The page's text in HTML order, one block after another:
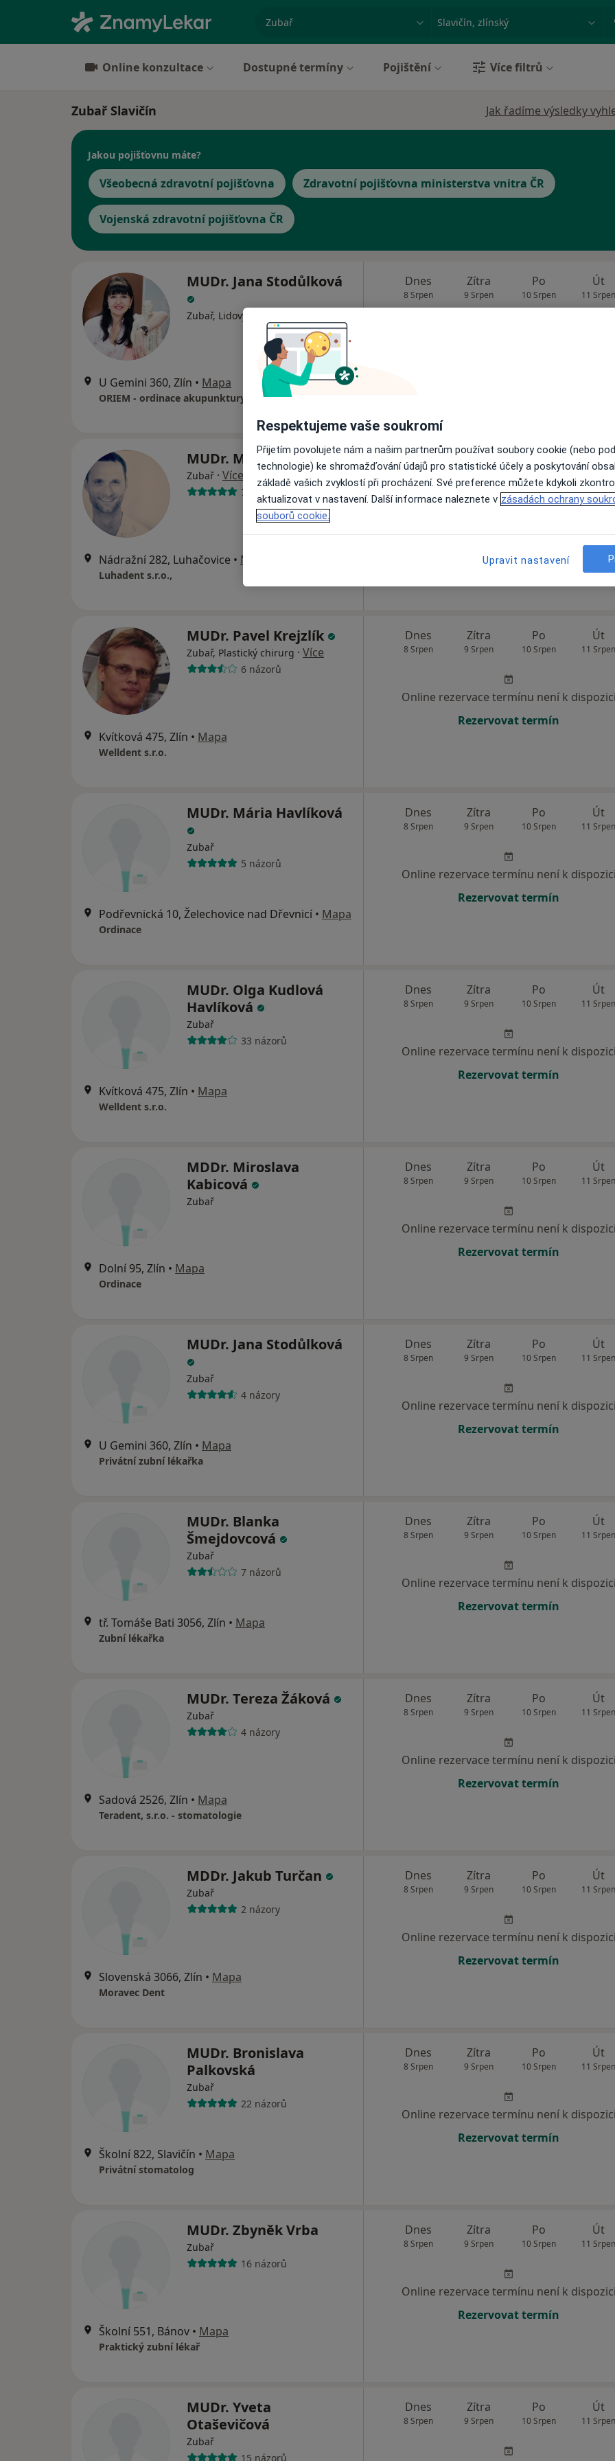
specializace, nemoc nebo příjmení Město nebo region
Online konzultace Dostupné termíny Pojištění Více filtrů
Zubař Slavičín Jak řadíme výsledky
Jakou pojišťovnu máte?
Všeobecná zdravotní pojišťovna Zdravotní pojišťovna ministerstva vnitra ČR
Vojenská zdravotní pojišťovna ČR
MUDr. Jana Stodůlková
Zubař, Lidový léčitel
U Gemini 360, Zlín • Mapa
ORIEM - ordinace akupunktury a homeopatie
Dnes
8 Srpen
Zítra
9 Srpen
Po
10 Srpen
Út
11 Srpen
MUDr. Martin Zicha
Zubař · Více
7 názorů
Nádražní 282, Luhačovice • Mapa
Luhadent s.r.o.,
Dnes
8 Srpen
Zítra
9 Srpen
Po
10 Srpen
Út
11 Srpen
MUDr. Pavel Krejzlík
Zubař, Plastický chirurg · Více
6 názorů
Kvítková 475, Zlín • Mapa
Welldent s.r.o.
Dnes
8 Srpen
Zítra
9 Srpen
Po
10 Srpen
Út
11 Srpen
Online rezervace termínu není k dispozici
Rezervovat termín
MUDr. Mária Havlíková
Zubař
5 názorů
Podřevnická 10, Želechovice nad Dřevnicí • Mapa
Ordinace
Dnes
8 Srpen
Zítra
9 Srpen
Po
10 Srpen
Út
11 Srpen
Online rezervace termínu není k dispozici
Rezervovat termín
MUDr. Olga Kudlová
Havlíková
Zubař
33 názorů
Kvítková 475, Zlín • Mapa
Welldent s.r.o.
Dnes
8 Srpen
Zítra
9 Srpen
Po
10 Srpen
Út
11 Srpen
Online rezervace termínu není k dispozici
Rezervovat termín
MDDr. Miroslava
Kabicová
Zubař
Dolní 95, Zlín • Mapa
Ordinace
Dnes
8 Srpen
Zítra
9 Srpen
Po
10 Srpen
Út
11 Srpen
Online rezervace termínu není k dispozici
Rezervovat termín
MUDr. Jana Stodůlková
Zubař
4 názory
U Gemini 360, Zlín • Mapa
Privátní zubní lékařka
Dnes
8 Srpen
Zítra
9 Srpen
Po
10 Srpen
Út
11 Srpen
Online rezervace termínu není k dispozici
Rezervovat termín
MUDr. Blanka
Šmejdovcová
Zubař
7 názorů
tř. Tomáše Bati 3056, Zlín • Mapa
Zubní lékařka
Dnes
8 Srpen
Zítra
9 Srpen
Po
10 Srpen
Út
11 Srpen
Online rezervace termínu není k dispozici
Rezervovat termín
MUDr. Tereza Žáková
Zubař
4 názory
Sadová 2526, Zlín • Mapa
Teradent, s.r.o. - stomatologie
Dnes
8 Srpen
Zítra
9 Srpen
Po
10 Srpen
Út
11 Srpen
Online rezervace termínu není k dispozici
Rezervovat termín
MDDr. Jakub Turčan
Zubař
2 názory
Slovenská 3066, Zlín • Mapa
Moravec Dent
Dnes
8 Srpen
Zítra
9 Srpen
Po
10 Srpen
Út
11 Srpen
Online rezervace termínu není k dispozici
Rezervovat termín
MUDr. Bronislava
Palkovská
Zubař
22 názorů
Školní 822, Slavičín • Mapa
Privátní stomatolog
Dnes
8 Srpen
Zítra
9 Srpen
Po
10 Srpen
Út
11 Srpen
Online rezervace termínu není k dispozici
Rezervovat termín
MUDr. Zbyněk Vrba
Zubař
16 názorů
Školní 551, Bánov • Mapa
Praktický zubní lékař
Dnes
8 Srpen
Zítra
9 Srpen
Po
10 Srpen
Út
11 Srpen
Online rezervace termínu není k dispozici
Rezervovat termín
MUDr. Yveta
Otaševičová
Zubař
15 názorů
Dnes
8 Srpen
Zítra
9 Srpen
Po
10 Srpen
Út
11 Srpen
Respektujeme vaše soukromí
Přijetím povolujete nám a našim partnerům používat soubory cookie (nebo
technologie) ke shromažďování údajů pro statistické účely a poskytování
základě vašich zvyklostí při procházení. Své preference můžete kdykoli
aktualizovat v nastavení. Další informace naleznete v zásadách ochrany
souborů cookie.
Upravit nastavení